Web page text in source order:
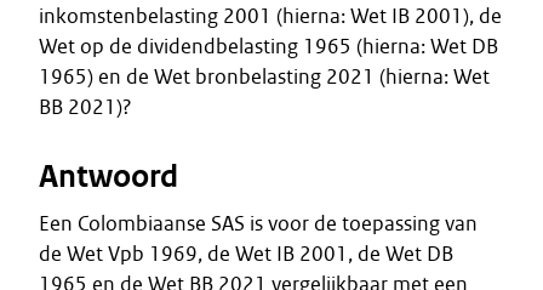
inkomstenbelasting 2001 (hierna: Wet IB 2001), de
Wet op de dividendbelasting 1965 (hierna: Wet DB
1965) en de Wet bronbelasting 2021 (hierna: Wet
BB 2021)?
Antwoord
Een Colombiaanse SAS is voor de toepassing van
de Wet Vpb 1969, de Wet IB 2001, de Wet DB
1965 en de Wet BB 2021 vergelijkbaar met een